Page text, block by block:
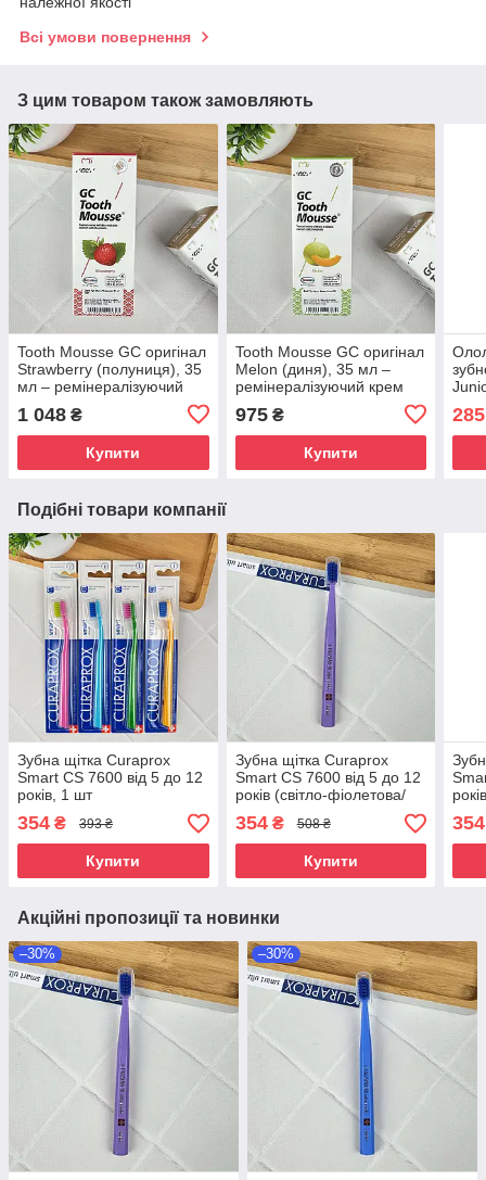
Всі умови повернення
З цим товаром також замовляють
Tooth Mousse GC оригінал
Strawberry (полуниця), 35
мл – ремінералізуючий
чутливості, без фтору
1 048 ₴
Купити
Tooth Mousse GC оригінал
Melon (диня), 35 мл –
ремінералізуючий крем
для зубів, від чутливості,
без фтору
975₴
Купити
285
Подібні товари компанії
Зубна щітка Curaprox
Smart CS 7600 від 5 до 12
років, 1 шт
354 ₴ 393 ₴
Купити
Зубна щітка Curaprox
Smart CS 7600 від 5 до 12
років (світло-фіолетова/
синя), 1 шт
354₴ 508 ₴
Купити
354
Акційні пропозиції та новинки
–30% –30%